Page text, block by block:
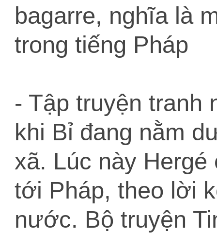
bagarre, nghĩa là
trong tiếng Pháp
- Tập truyện tranh
khi Bỉ đang nằm
xã. Lúc này
tới Pháp, theo lời
nước. Bộ truyện